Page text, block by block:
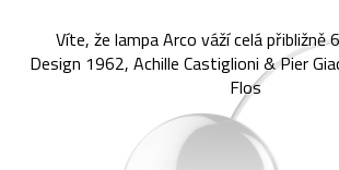
Víte, že lampa Arco váží celá přibližně
Design 1962, Achille Castiglioni & Pier
Flos